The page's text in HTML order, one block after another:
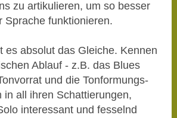
zu artikulieren, um so besser
Sprache funktionieren.
es absolut das Gleiche. Kennen
Ablauf - z.B. das Blues
und die Tonformungs-
in all ihren Schattierungen,
interessant und fesselnd